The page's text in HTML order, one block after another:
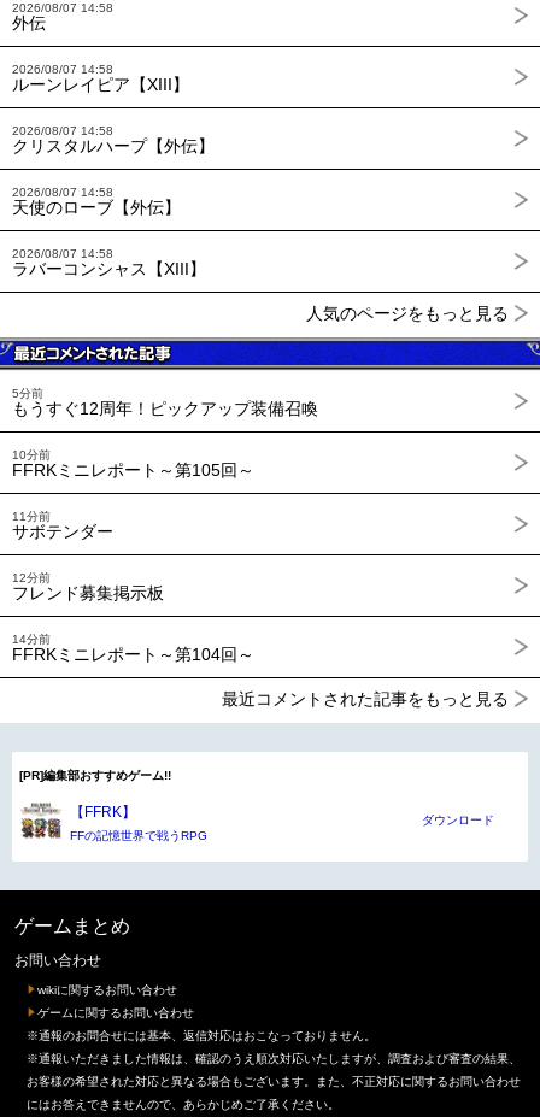
2026/08/07 14:58
外伝
2026/08/07 14:58
ルーンレイピア【XIII】
2026/08/07 14:58
クリスタルハープ【外伝】
2026/08/07 14:58
天使のローブ【外伝】
2026/08/07 14:58
ラバーコンシャス【XIII】
人気のページをもっと見る
5分前
もうすぐ12周年！ピックアップ装備召喚
10分前
FFRKミニレポート～第105回～
11分前
サボテンダー
12分前
フレンド募集掲示板
14分前
FFRKミニレポート～第104回～
最近コメントされた記事をもっと見る
[PR]編集部おすすめゲーム!!
【FFRK】
FFの記憶世界で戦うRPG
ダウンロード
ゲームまとめ
お問い合わせ
wikiに関するお問い合わせ
ゲームに関するお問い合わせ
※通報のお問合せには基本、返信対応はおこなっておりません。
※通報いただきました情報は、確認のうえ順次対応いたしますが、調査および審査の結果、
お客様の希望された対応と異なる場合もございます。また、不正対応に関するお問い合わせ
にはお答えできませんので、あらかじめご了承ください。